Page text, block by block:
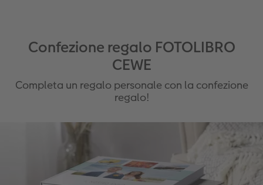
Confezione regalo FOTOLIBRO
CEWE
Completa un regalo personale con la confezione
regalo!